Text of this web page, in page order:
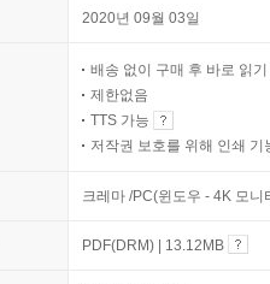
2020년 09월 03일
배송 없이 구매 후 바로 읽기
제한없음
TTS 가능
저작권 보호를 위해 인쇄 기
크레마 /PC(윈도우 - 4K 모
PDF(DRM) | 13.12MB